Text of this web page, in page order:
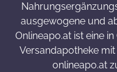
ausgewogene und
Onlineapo.at ist eine
Versandapotheke
onlineapo.at